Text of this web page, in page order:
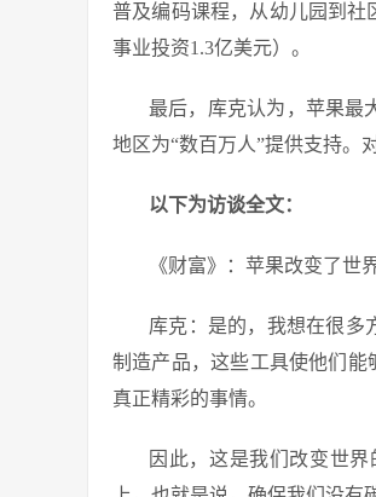
普及编码课程，从幼儿园到社
事业投资1.3亿美元）。
最后，库克认为，苹果最
地区为“数百万人”提供支持。
以下为访谈全文：
《财富》：苹果改变了世
库克：是的，我想在很多
制造产品，这些工具使他们
真正精彩的事情。
因此，这是我们改变世